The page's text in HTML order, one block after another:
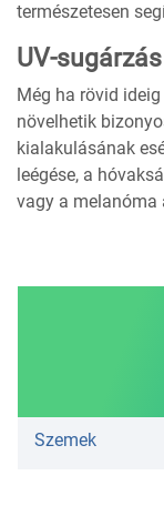
természetesen
UV-
Még ha rövid
növelhetik
kialakulásának
leégése, a
vagy a melanóma
Szemek